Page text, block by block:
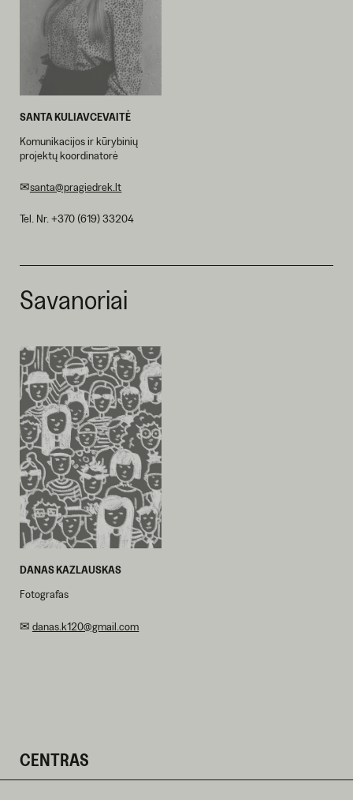
SANTA KULIAVCEVAITĖ
Komunikacijos ir kūrybinių
projektų koordinatorė
✉santa@pragiedrek.lt
Tel. Nr. +370 (619) 33204
Savanoriai
DANAS KAZLAUSKAS
Fotografas
✉ danas.k120@gmail.com
CENTRAS